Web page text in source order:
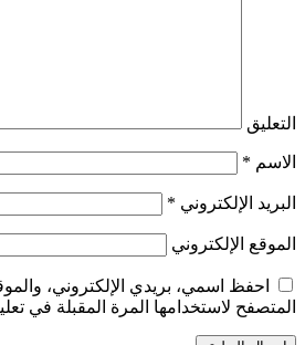
التعليق
الاسم *
البريد الإلكتروني *
الموقع الإلكتروني
احفظ اسمي، بريدي الإلكتروني،
المتصفح لاستخدامها المرة المقبلة في